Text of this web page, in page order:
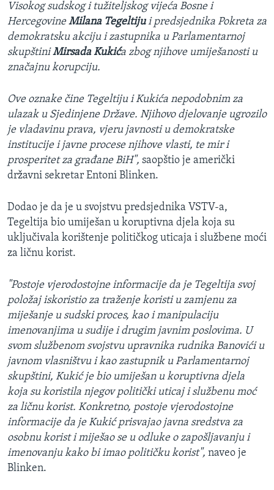
Visokog sudskog i tužiteljskog vijeća Bosne i
HercegovineMilana Tegeltijui predsjednika Pokreta za
demokratsku akciju i zastupnika u Parlamentarnoj
skupštiniMirsada Kukića zbog njihove umiješanosti u
značajnu korupciju.
Ove oznake čine Tegeltiju i Kukića nepodobnim za
ulazak u Sjedinjene Države. Njihovo djelovanje ugrozilo
je vladavinu prava, vjeru javnosti u demokratske
institucije i javne procese njihove vlasti, te mir i
prosperitet za građane BiH", saopštio je američki
državni sekretar Entoni Blinken.
Dodao je da je ​u svojstvu predsjednika VSTV-a,
Tegeltija bio umiješan u koruptivna djela koja su
uključivala korištenje političkog uticaja i službene moći
za ličnu korist.
"Postoje vjerodostojne informacije da je Tegeltija svoj
položaj iskoristio za traženje koristi u zamjenu za
miješanje u sudski proces, kao i manipulaciju
imenovanjima u sudije i drugim javnim poslovima. U
svom službenom svojstvu upravnika rudnika Banovići u
javnom vlasništvu i kao zastupnik u Parlamentarnoj
skupštini, Kukić je bio umiješan u koruptivna djela
koja su koristila njegov politički uticaj i službenu moć
za ličnu korist. Konkretno, postoje vjerodostojne
informacije da je Kukić prisvajao javna sredstva za
osobnu korist i miješao se u odluke o zapošljavanju i
imenovanju kako bi imao političku korist", naveo je
Blinken.